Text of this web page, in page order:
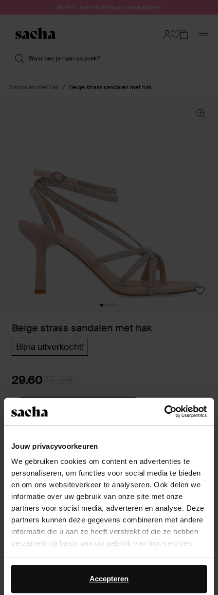
Jouw privacyvoorkeuren
We gebruiken cookies om content en advertenties te
personaliseren, om functies voor social media te bieden
en om ons websiteverkeer te analyseren. Ook delen we
informatie over uw gebruik van onze site met onze
partners voor social media, adverteren en analyse. Deze
partners kunnen deze gegevens combineren met andere
informatie die u aan ze heeft verstrekt of die ze hebben
verzameld op basis van uw gebruik van hun services.
Daarnaast werken wij samen met Google voor
advertentie- en meetdoeleinden. Meer informatie over
hoe Google uw persoonsgegevens gebruikt, vindt u op
Accepteren
Doorgaan naar artikelNu 10% extra korting op ronde prijzen
Waar ben je naar op zoek?
Sandalen met hak Beige strass sandalen met hak
Beige strass sandalen met hak
Bijna uitverkocht!
29.60
Kies jouw maat
Snelle levering
Achteraf betalen
Product omschrijving
Deze beige strass sandalen met hak van Sacha
hebben een dunne naaldhak van 8 cm hoog. De
sandalen hebben zilverkleurige bandjes over de
Product details